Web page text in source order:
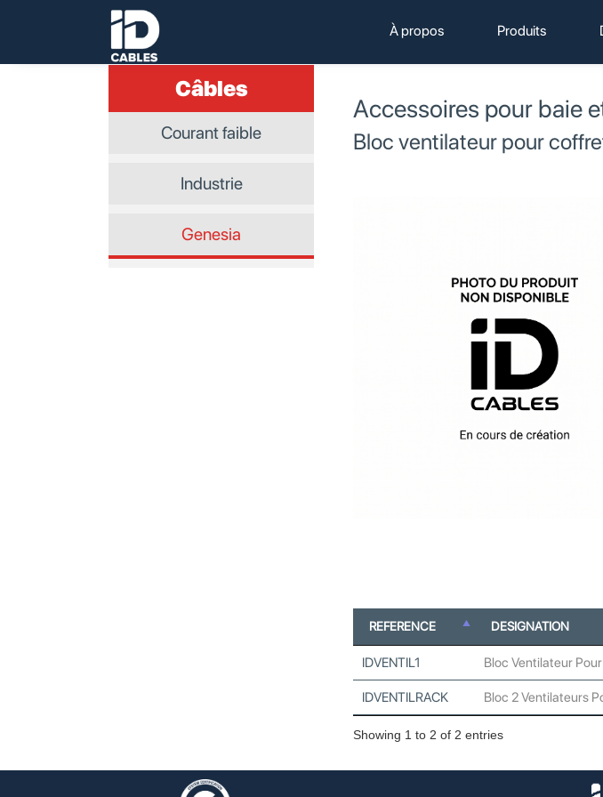
À propos Produits
Câbles
Courant faible
Industrie
Genesia
Accessoires pour baie
Bloc ventilateur pour
REFERENCE DESIGNATION
IDVENTIL1 Bloc Ventilateur
IDVENTILRACK Bloc 2 Ventilateurs
Showing 1 to 2 of 2 entries